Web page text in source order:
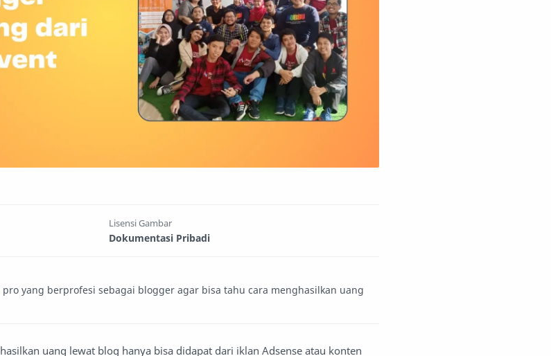
Lisensi Gambar
Dokumentasi Pribadi
yang berprofesi sebagai blogger agar bisa tahu cara menghasilkan uang
uang lewat blog hanya bisa didapat dari iklan Adsense atau konten